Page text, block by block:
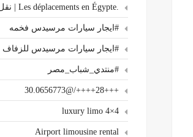
.Les déplacements en Égypte | نقل سياحي
#ايجار سيارات مرسيدس فخمه
#ايجار سيارات مرسيدس للزفاف
#منتدي_شباب_مصر
+++28++++/@30.0656773
4×4 luxury limo
Airport limousine rental